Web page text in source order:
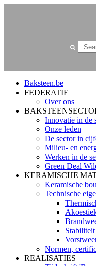
Baksteen.be
FEDERATIE
Over ons
Innovatie in de
Onze leden
De sector in
Milieu- en
Werken in de
Green Deal
KERAMISCHE
Keramische
Technische
Stabiliteit
Normen,
REALISATIES